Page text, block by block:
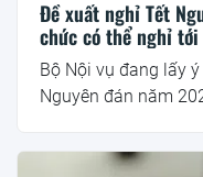
Đề xuất nghỉ Tết
chức có thể nghỉ tới
Bộ Nội vụ đang lấy
Nguyên đán năm